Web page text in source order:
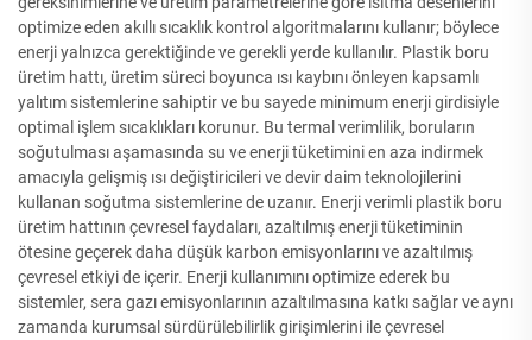
optimize eden akıllı sıcaklık kontrol algoritmalarını kullanır; böylece
enerji yalnızca gerektiğinde ve gerekli yerde kullanılır. Plastik boru
üretim hattı, üretim süreci boyunca ısı kaybını önleyen kapsamlı
yalıtım sistemlerine sahiptir ve bu sayede minimum enerji girdisiyle
optimal işlem sıcaklıkları korunur. Bu termal verimlilik, boruların
soğutulması aşamasında su ve enerji tüketimini en aza indirmek
amacıyla gelişmiş ısı değiştiricileri ve devir daim teknolojilerini
kullanan soğutma sistemlerine de uzanır. Enerji verimli plastik boru
üretim hattının çevresel faydaları, azaltılmış enerji tüketiminin
ötesine geçerek daha düşük karbon emisyonlarını ve azaltılmış
çevresel etkiyi de içerir. Enerji kullanımını optimize ederek bu
sistemler, sera gazı emisyonlarının azaltılmasına katkı sağlar ve aynı
zamanda kurumsal sürdürülebilirlik girişimlerini ile çevresel